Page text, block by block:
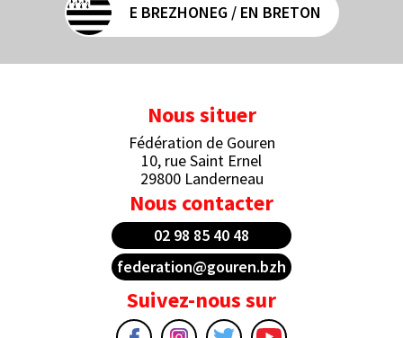
E BREZHONEG / EN BRETON
Nous situer
Fédération de Gouren
10, rue Saint Ernel
29800 Landerneau
Nous contacter
02 98 85 40 48
federation@gouren.bzh
Suivez-nous sur